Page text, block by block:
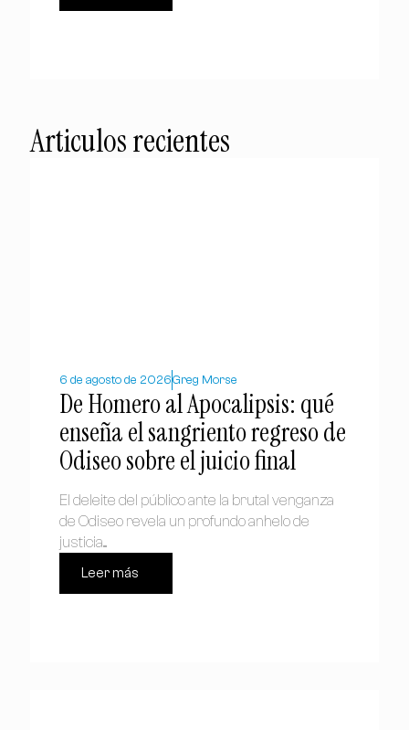
Articulos recientes
6 de agosto de 2026Greg Morse
De Homero al Apocalipsis: qué
enseña el sangriento regreso de
Odiseo sobre el juicio final
El deleite del público ante la brutal venganza
de Odiseo revela un profundo anhelo de
justicia....
Leer más